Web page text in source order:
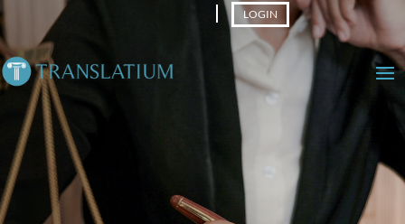
LOGIN